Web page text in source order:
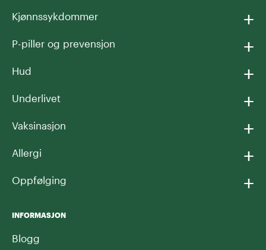
Kjønnssykdommer +
P-piller og prevensjon +
Hud +
Underlivet +
Vaksinasjon +
Allergi +
Oppfølging +
INFORMASJON
Blogg